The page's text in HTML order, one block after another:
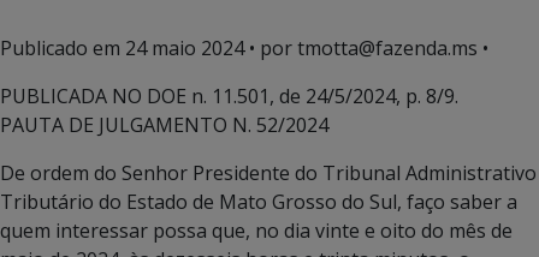
Publicado em 24 maio 2024• por tmotta@fazenda.ms •
PUBLICADA NO DOE n. 11.501, de 24/5/2024, p. 8/9.
PAUTA DE JULGAMENTO N. 52/2024
De ordem do Senhor Presidente do Tribunal Administrativo
Tributário do Estado de Mato Grosso do Sul, faço saber a
quem interessar possa que, no dia vinte e oito do mês de